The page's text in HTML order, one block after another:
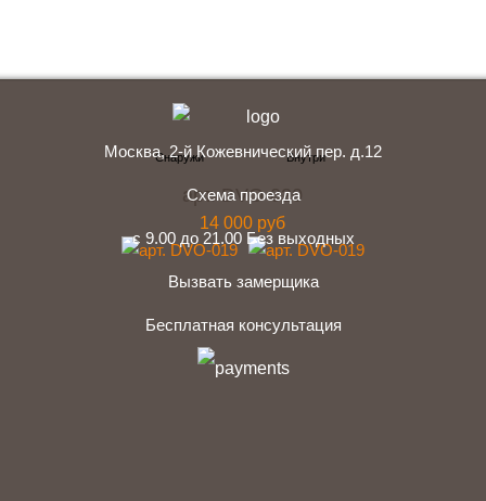
арт. DVO-020
14 000 руб
Москва, 2-й Кожевнический пер. д.12
Схема проезда
с 9.00 до 21.00 Без выходных
Вызвать замерщика
Бесплатная консультация